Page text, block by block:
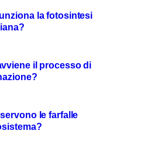
la fotosintesi
il processo di
le farfalle